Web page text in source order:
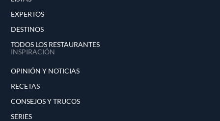
EXPERTOS
DESTINOS
TODOS LOS RESTAURANTES
INSPIRACIÓN
OPINIÓN Y NOTICIAS
RECETAS
CONSEJOS Y TRUCOS
SERIES